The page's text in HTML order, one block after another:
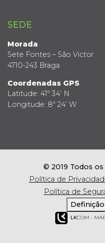
SEDE
Morada
Sete Fontes – São Victor
4710-243 Braga
Coordenadas GPS
Latitude: 41º 34’ N
Longitude: 8º 24’ W
© 2019 Todos
Política de
Política de
LKCOM -